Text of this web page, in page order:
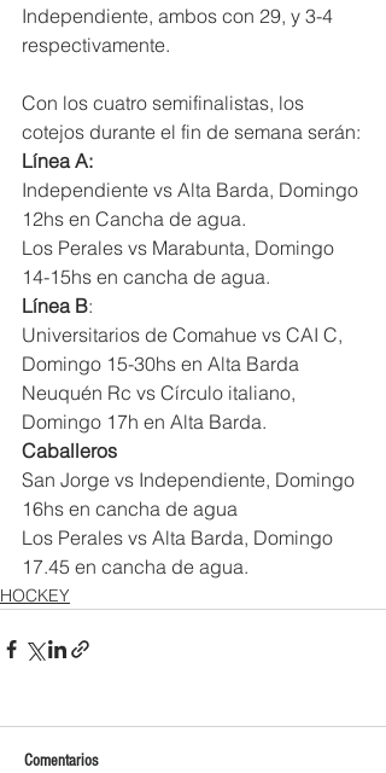
Independiente, ambos con 29, y 3-4
respectivamente.
Con los cuatro semifinalistas, los
cotejos durante el fin de semana serán:
Línea A:
Independiente vs Alta Barda, Domingo
12hs en Cancha de agua.
Los Perales vs Marabunta, Domingo
14-15hs en cancha de agua.
Línea B:
Universitarios de Comahue vs CAI C,
Domingo 15-30hs en Alta Barda
Neuquén Rc vs Círculo italiano,
Domingo 17h en Alta Barda.
Caballeros
San Jorge vs Independiente, Domingo
16hs en cancha de agua
Los Perales vs Alta Barda, Domingo
17.45 en cancha de agua.
HOCKEY
Comentarios